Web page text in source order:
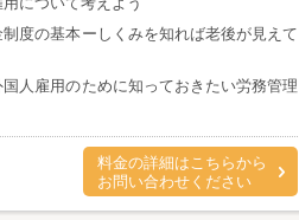
度の基本ーしくみを知れば老後が見えて
人雇用のために知っておきたい労務管理
料金の詳細はこちらから
お問い合わせください